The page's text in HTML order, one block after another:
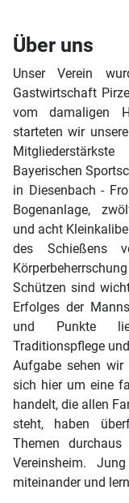
Über uns
Unser Verein
Gastwirtschaft
vom damaligen
starteten wir
Bayerischen
in Diesenbach -
Bogenanlage,
und acht
des Schießens
Schützen sind
Erfolges der
und Punkte
Traditionspflege
Aufgabe sehen wir
sich hier um eine
handelt, die allen
steht, haben
Themen
Vereinsheim.
miteinander und